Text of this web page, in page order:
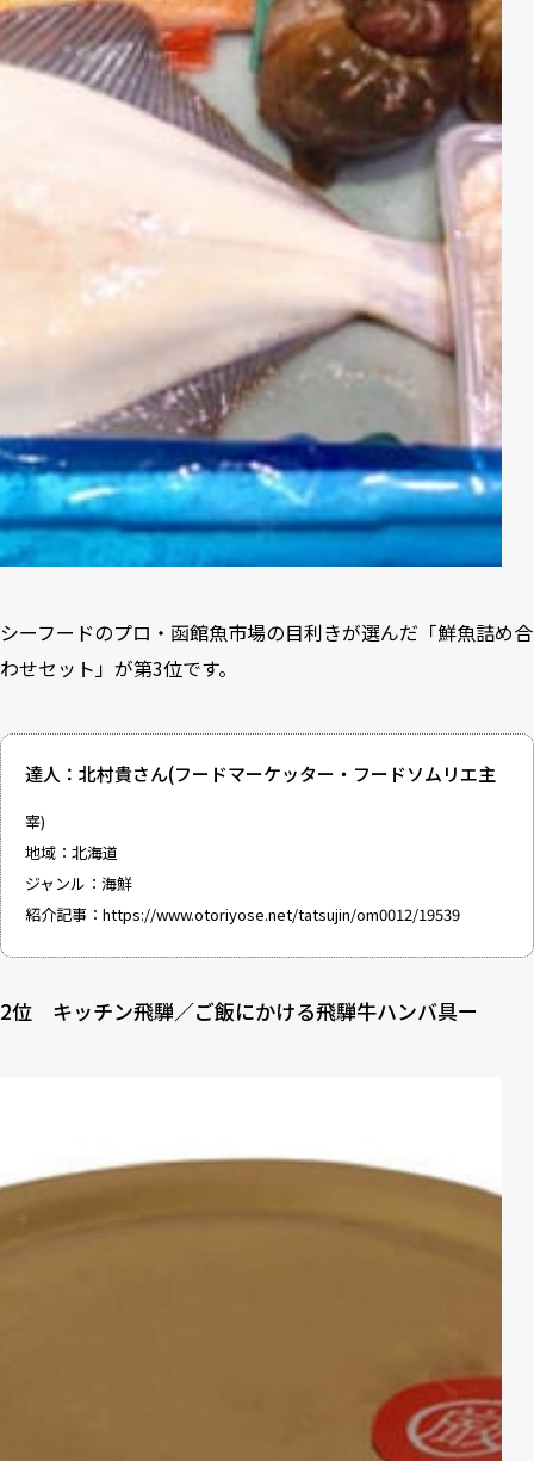
シーフードのプロ・函館魚市場の目利きが選んだ「鮮魚詰め合
わせセット」が第3位です。
達人：北村貴さん(フードマーケッター・フードソムリエ主
宰)
地域：北海道
ジャンル：海鮮
紹介記事： https://www.otoriyose.net/tatsujin/om0012/19539
2位 キッチン飛騨／ご飯にかける飛騨牛ハンバ具ー